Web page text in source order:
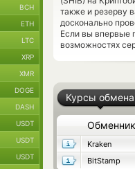
также и резерву
досконально
Если вы впервые
возможностях
Курсы обмена
Обменник
Kraken
BitStamp
BCH
ETH
LTC
XRP
XMR
DOGE
DASH
USDT
USDT
USDT